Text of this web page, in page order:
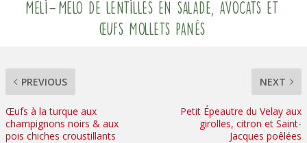
Méli-Mélo de lentilles en salade, avocats et
œufs mollets panés
PREVIOUS
Œufs à la turque aux
champignons noirs & aux
pois chiches croustillants
NEXT
Petit Épeautre du Velay aux
girolles, citron et Saint-
Jacques poêlées